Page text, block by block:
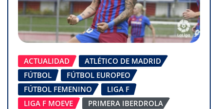
ACTUALIDAD
ATLÉTICO DE MADRID
FÚTBOL
FÚTBOL EUROPEO
FÚTBOL FEMENINO
LIGA F
LIGA F MOEVE
PRIMERA IBERDROLA